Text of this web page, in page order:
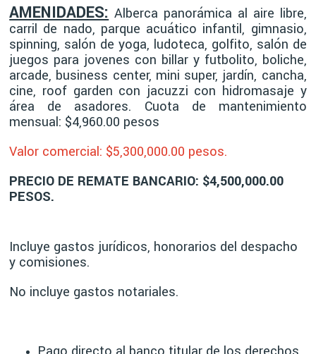
AMENIDADES: Alberca panorámica al aire libre,
carril de nado, parque acuático infantil, gimnasio,
spinning, salón de yoga, ludoteca, golfito, salón de
juegos para jovenes con billar y futbolito, boliche,
arcade, business center, mini super, jardín, cancha,
cine, roof garden con jacuzzi con hidromasaje y
área de asadores. Cuota de mantenimiento
mensual: $4,960.00 pesos
Valor comercial: $5,300,000.00 pesos.
PRECIO DE REMATE BANCARIO: $4,500,000.00
PESOS.
Incluye gastos jurídicos, honorarios del despacho
y comisiones.
No incluye gastos notariales.